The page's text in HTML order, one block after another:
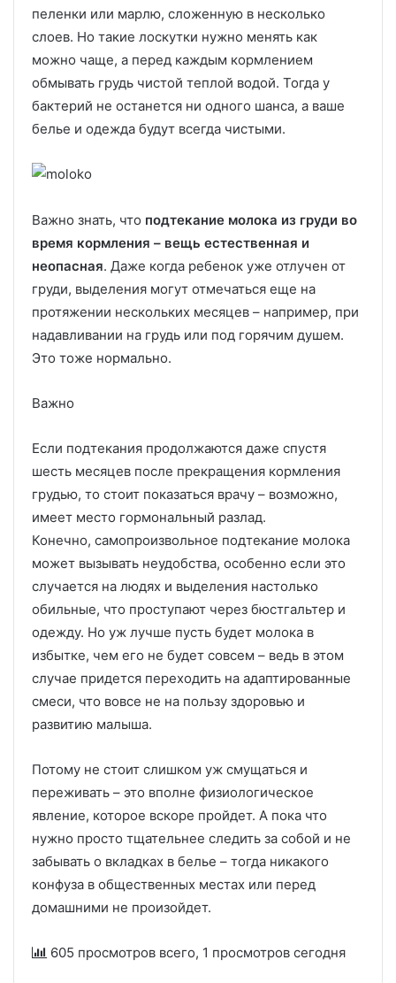
пеленки или марлю, сложенную в несколько
слоев. Но такие лоскутки нужно менять как
можно чаще, а перед каждым кормлением
обмывать грудь чистой теплой водой. Тогда у
бактерий не останется ни одного шанса, а ваше
белье и одежда будут всегда чистыми.
Важно знать, что подтекание молока из груди во
время кормления – вещь естественная и
неопасная. Даже когда ребенок уже отлучен от
груди, выделения могут отмечаться еще на
протяжении нескольких месяцев – например, при
надавливании на грудь или под горячим душем.
Это тоже нормально.
Важно
Если подтекания продолжаются даже спустя
шесть месяцев после прекращения кормления
грудью, то стоит показаться врачу – возможно,
имеет место гормональный разлад.
Конечно, самопроизвольное подтекание молока
может вызывать неудобства, особенно если это
случается на людях и выделения настолько
обильные, что проступают через бюстгальтер и
одежду. Но уж лучше пусть будет молока в
избытке, чем его не будет совсем – ведь в этом
случае придется переходить на адаптированные
смеси, что вовсе не на пользу здоровью и
развитию малыша.
Потому не стоит слишком уж смущаться и
переживать – это вполне физиологическое
явление, которое вскоре пройдет. А пока что
нужно просто тщательнее следить за собой и не
забывать о вкладках в белье – тогда никакого
конфуза в общественных местах или перед
домашними не произойдет.
605 просмотров всего, 1 просмотров сегодня